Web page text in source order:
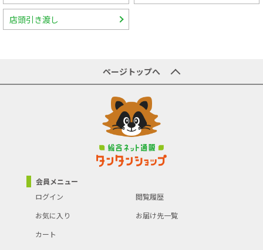
店頭引き渡し
ページトップへ
会員メニュー
ログイン
閲覧履歴
お気に入り
お届け先一覧
カート